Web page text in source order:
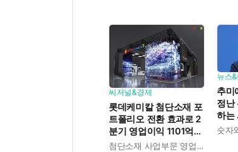
씨저널&경제
롯데케미칼 첨단소재 포
트폴리오 전환 효과로 2
분기 영업이익 1101억으
로 흑자전환 성공 : 대산·첨단소재 사업부문 영업이익 1325억 원
뉴스
추미
정난
하는
"고
숫자